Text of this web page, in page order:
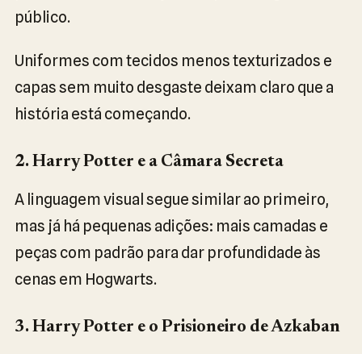
público.
Uniformes com tecidos menos texturizados e
capas sem muito desgaste deixam claro que a
história está começando.
2. Harry Potter e a Câmara Secreta
A linguagem visual segue similar ao primeiro,
mas já há pequenas adições: mais camadas e
peças com padrão para dar profundidade às
cenas em Hogwarts.
3. Harry Potter e o Prisioneiro de Azkaban